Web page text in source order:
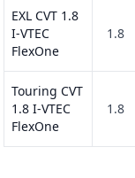
EXL CVT 1.8
I-VTEC
FlexOne
1.8
Touring CVT
1.8 I-VTEC
FlexOne
1.8